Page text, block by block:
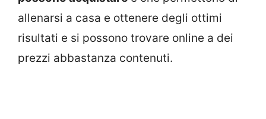
allenarsi a casa e ottenere degli ottimi
risultati e si possono trovare online a dei
prezzi abbastanza contenuti.